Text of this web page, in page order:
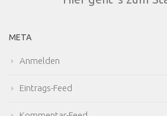
META
Anmelden
Eintrags-Feed